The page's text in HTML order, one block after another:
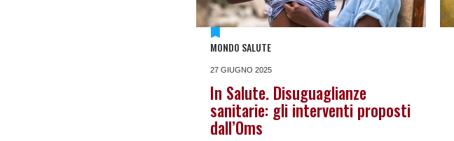
MONDO SALUTE
27 GIUGNO 2025
In Salute. Disuguaglianze
sanitarie: gli interventi proposti
dall’Oms